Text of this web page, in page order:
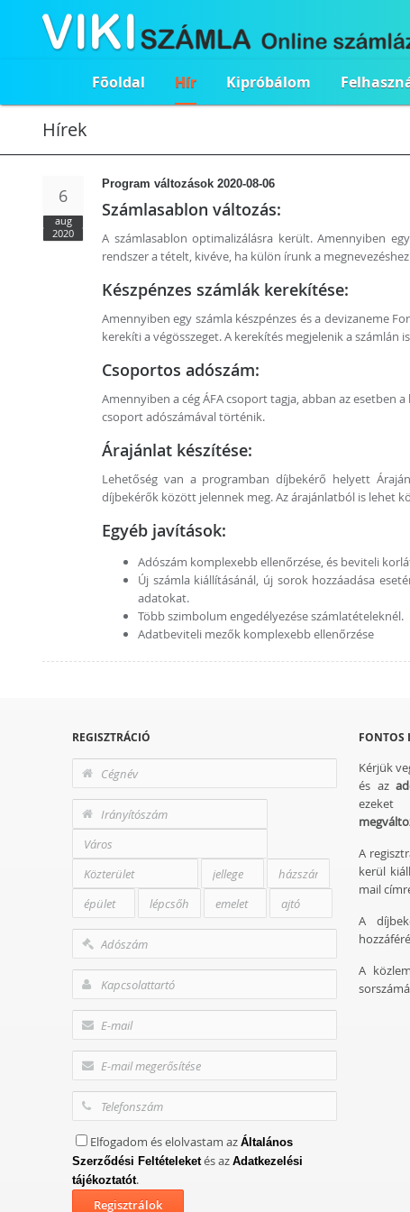
Fõoldal Hír Kipróbálom
Hírek
6
aug
2020
Program változások 2020-08-06
Számlasablon változás:
A számlasablon optimalizálásra került. Amennyiben
rendszer a tételt, kivéve, ha külön írunk a
Készpénzes számlák kerekítése:
Amennyiben egy számla készpénzes és a devizaneme
kerekíti a végösszeget. A kerekítés megjelenik a számlán
Csoportos adószám:
Amennyiben a cég ÁFA csoport tagja, abban az esetben
csoport adószámával történik.
Árajánlat készítése:
Lehetőség van a programban díjbekérő helyett
díjbekérők között jelennek meg. Az árajánlatból is lehet
Egyéb javítások:
Adószám komplexebb ellenőrzése, és beviteli
Új számla kiállításánál, új sorok hozzáadása
adatokat.
Több szimbolum engedélyezése számlatételeknél.
Adatbeviteli mezők komplexebb ellenőrzése
REGISZTRÁCIÓ
Elfogadom és elolvastam az Általános
Szerződési Feltételeketés az Adatkezelési
tájékoztatót.
FONTOS
Kérjük
és az
A
kerül
mail
A
A